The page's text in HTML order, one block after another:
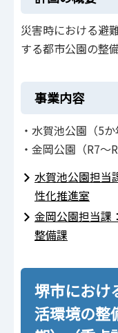
災害時における避
する都市公園の整
事業内容
・水賀池公園（5か
・金岡公園（R7～
水賀池公園担
性化推進室
金岡公園担当
整備課
堺市におけ
活環境の整